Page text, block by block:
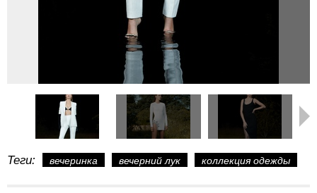
Теги: вечеринка вечерний лук коллекция одежды